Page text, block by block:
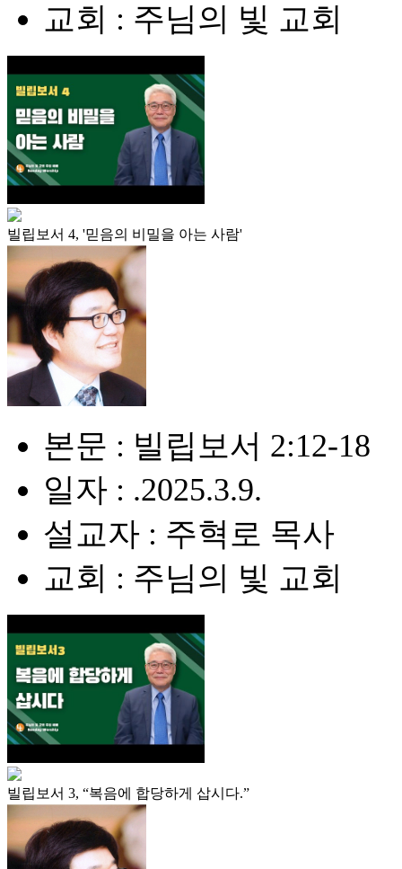
교회 : 주님의 빛 교회
빌립보서 4, '믿음의 비밀을 아는 사람'
본문 : 빌립보서 2:12-18
일자 : .2025.3.9.
설교자 : 주혁로 목사
교회 : 주님의 빛 교회
빌립보서 3, “복음에 합당하게 삽시다.”